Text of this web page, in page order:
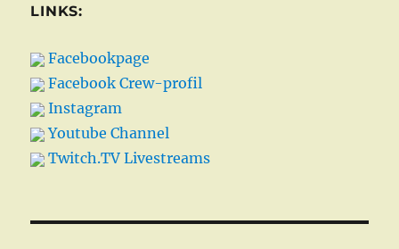
LINKS:
Facebookpage
Facebook Crew-profil
Instagram
Youtube Channel
Twitch.TV Livestreams